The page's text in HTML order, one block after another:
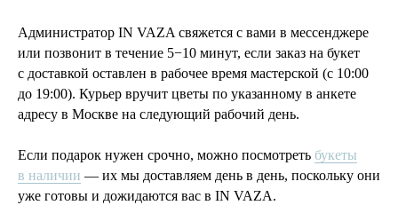
Администратор IN VAZA свяжется с вами в мессенджере
или позвонит в течение 5−10 минут, если заказ на букет
с доставкой оставлен в рабочее время мастерской (с 10:00
до 19:00). Курьер вручит цветы по указанному в анкете
адресу в Москве на следующий рабочий день.
Если подарок нужен срочно, можно посмотреть букеты
в наличии — их мы доставляем день в день, поскольку они
уже готовы и дожидаются вас в IN VAZA.